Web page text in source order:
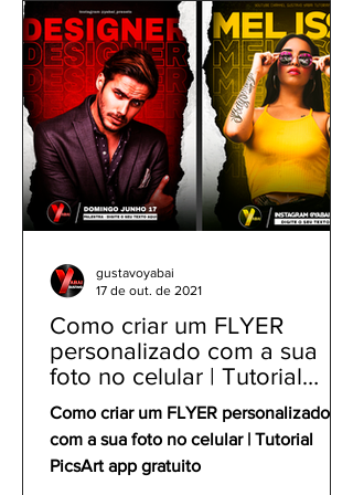
| Feito a lápis folha
Como criar um FLYER
personalizado com a sua
foto no celular | Tutorial
PicsArt app gratuito
Como criar um FLYER personalizado
com a sua foto no celular | Tutorial
PicsArt app gratuito
gustavoyabai
17 de out. de 2021